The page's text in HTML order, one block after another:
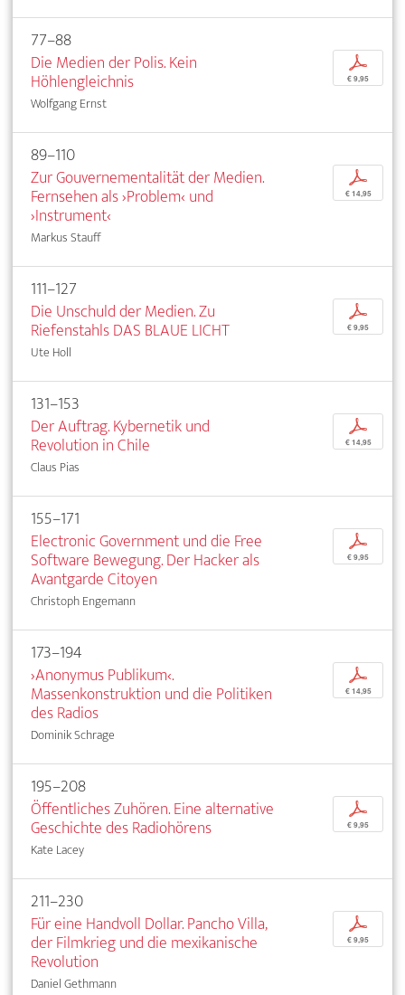
77–88
Die Medien der Polis. Kein
Höhlengleichnis
Wolfgang Ernst
p
€ 9,95
89–110
Zur Gouvernementalität der Medien.
Fernsehen als ›Problem‹ und
›Instrument‹
Markus Stauff
p
€ 14,95
111–127
Die Unschuld der Medien. Zu
Riefenstahls DAS BLAUE LICHT
Ute Holl
p
€ 9,95
131–153
Der Auftrag. Kybernetik und
Revolution in Chile
Claus Pias
p
€ 14,95
155–171
Electronic Government und die Free
Software Bewegung. Der Hacker als
Avantgarde Citoyen
Christoph Engemann
p
€ 9,95
173–194
›Anonymus Publikum‹.
Massenkonstruktion und die Politiken
des Radios
Dominik Schrage
p
€ 14,95
195–208
Öffentliches Zuhören. Eine alternative
Geschichte des Radiohörens
Kate Lacey
p
€ 9,95
211–230
Für eine Handvoll Dollar. Pancho Villa,
der Filmkrieg und die mexikanische
Revolution
Daniel Gethmann
p
€ 9,95